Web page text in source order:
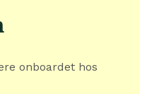
onboardet hos